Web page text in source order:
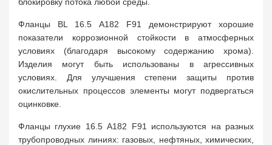
Фланцы BL 16.5 A182 F91 демонстрируют хорошие
показатели коррозионной стойкости в атмосферных
условиях (благодаря высокому содержанию хрома).
Изделия могут быть использованы в агрессивных
условиях. Для улучшения степени защиты против
окислительных процессов элементы могут подвергаться
оцинковке.
Фланцы глухие 16.5 A182 F91 используются на разных
трубопроводных линиях: газовых, нефтяных, химических,